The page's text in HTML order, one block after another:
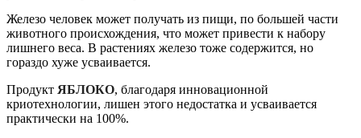
Железо человек может получать из пищи, по большей части
животного происхождения, что может привести к набору
лишнего веса. В растениях железо тоже содержится, но
гораздо хуже усваивается.
Продукт ЯБЛОКО, благодаря инновационной
криотехнологии, лишен этого недостатка и усваивается
практически на 100%.